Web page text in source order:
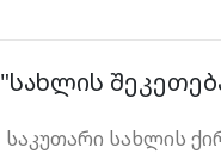
"სახლის
საკუთარი სახლის